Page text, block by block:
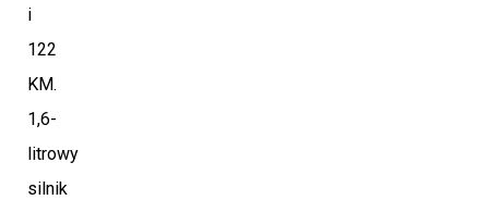
i
122
KM.
1,6-
litrowy
silnik